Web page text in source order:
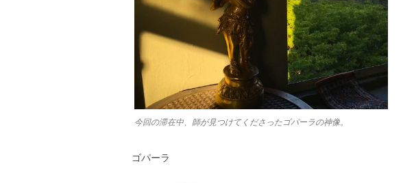
今回の滞在中、師が見つけてくださったゴパーラの神像。
ゴパーラ